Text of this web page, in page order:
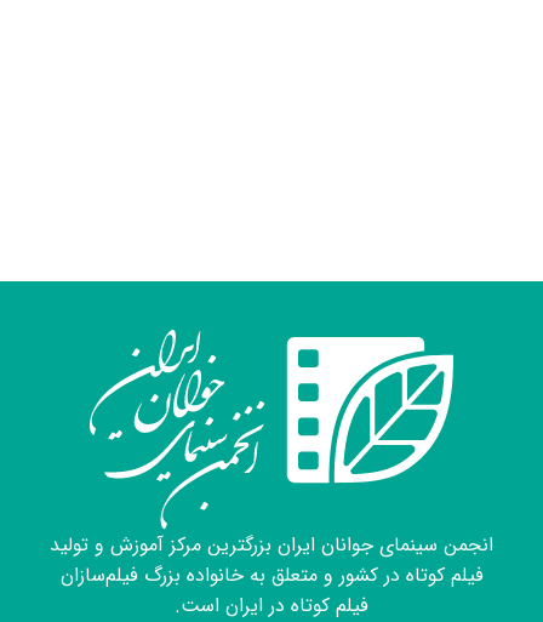
انجمن سینمای جوانان ایران بزرگترین مرکز آموزش و تولید
فیلم کوتاه در کشور و متعلق به خانواده بزرگ فیلم‌سازان
فیلم کوتاه در ایران است.